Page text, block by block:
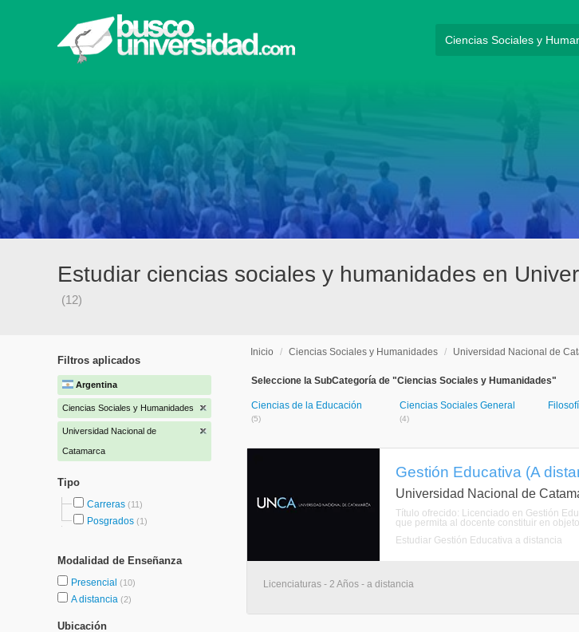
Estudiar ciencias sociales y humanidades en
(12)
Filtros aplicados
Argentina
Ciencias Sociales y Humanidades
Universidad Nacional de
Catamarca
Tipo
Carreras (11)
Posgrados (1)
Modalidad de Enseñanza
Presencial (10)
A distancia (2)
Ubicación
Inicio / Ciencias Sociales y Humanidades / Universidad Nacional de
Seleccione la SubCategoría de "Ciencias Sociales y Humanidades"
Ciencias de la Educación
(5)
Ciencias Sociales General
(4)
Gestión Educativa (A
Universidad Nacional de
Título ofrecido: Licenciado en Gestión
que permita al docente constituir en
Estudiar Gestión Educativa a distancia
Licenciaturas - 2 Años - a distancia